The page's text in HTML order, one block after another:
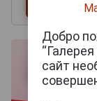
Добро
сайт